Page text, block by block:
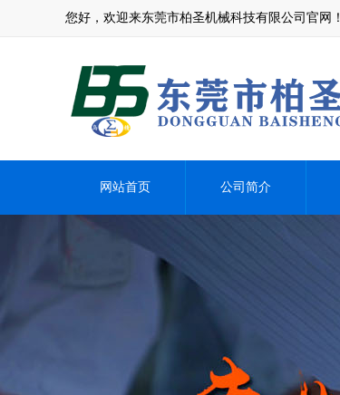
您好，欢迎来东莞市柏圣机械科技有限公司官网！
网站首页 公司简介